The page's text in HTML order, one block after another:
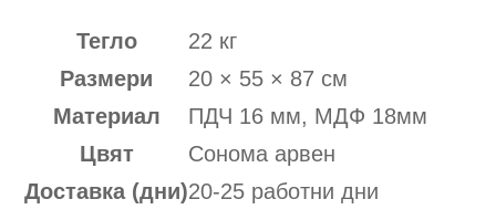
Тегло
22 кг
Размери
20 × 55 × 87 см
Материал
ПДЧ 16 мм, МДФ 18мм
Цвят
Сонома арвен
Доставка (дни)20-25 работни дни